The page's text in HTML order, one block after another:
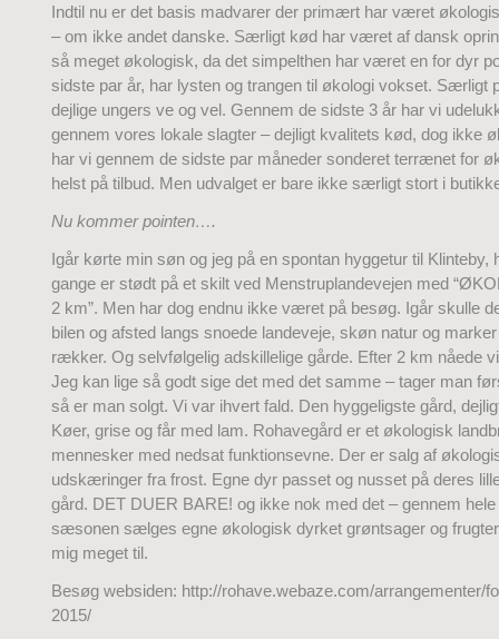
Indtil nu er det basis madvarer der primært har været
– om ikke andet danske. Særligt kød har været af dansk
så meget økologisk, da det simpelthen har været en for dyr
sidste par år, har lysten og trangen til økologi vokset. Særligt
dejlige ungers ve og vel. Gennem de sidste 3 år har vi
gennem vores lokale slagter – dejligt kvalitets kød, dog ikke
har vi gennem de sidste par måneder sonderet terrænet for
helst på tilbud. Men udvalget er bare ikke særligt stort i
Nu kommer pointen….
Igår kørte min søn og jeg på en spontan hyggetur til Klinteby,
gange er stødt på et skilt ved Menstruplandevejen med
2 km”. Men har dog endnu ikke været på besøg. Igår skulle
bilen og afsted langs snoede landeveje, skøn natur og
rækker. Og selvfølgelig adskillelige gårde. Efter 2 km nåede
Jeg kan lige så godt sige det med det samme – tager man
så er man solgt. Vi var ihvert fald. Den hyggeligste gård,
Køer, grise og får med lam. Rohavegård er et økologisk
mennesker med nedsat funktionsevne. Der er salg af
udskæringer fra frost. Egne dyr passet og nusset på deres
gård. DET DUER BARE! og ikke nok med det – gennem
sæsonen sælges egne økologisk dyrket grøntsager og
mig meget til.
Besøg websiden: http://rohave.webaze.com/arrangementer/
2015/